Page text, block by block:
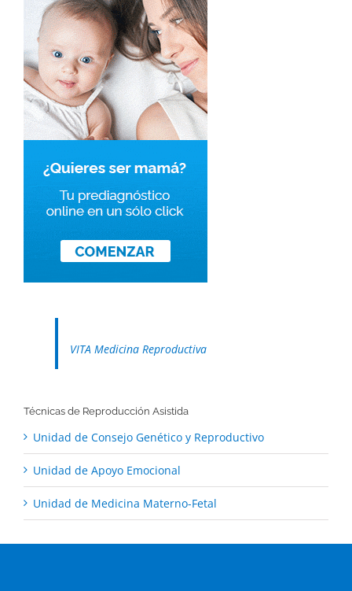
VITA Medicina Reproductiva
Técnicas de Reproducción Asistida
Unidad de Consejo Genético y Reproductivo
Unidad de Apoyo Emocional
Unidad de Medicina Materno-Fetal